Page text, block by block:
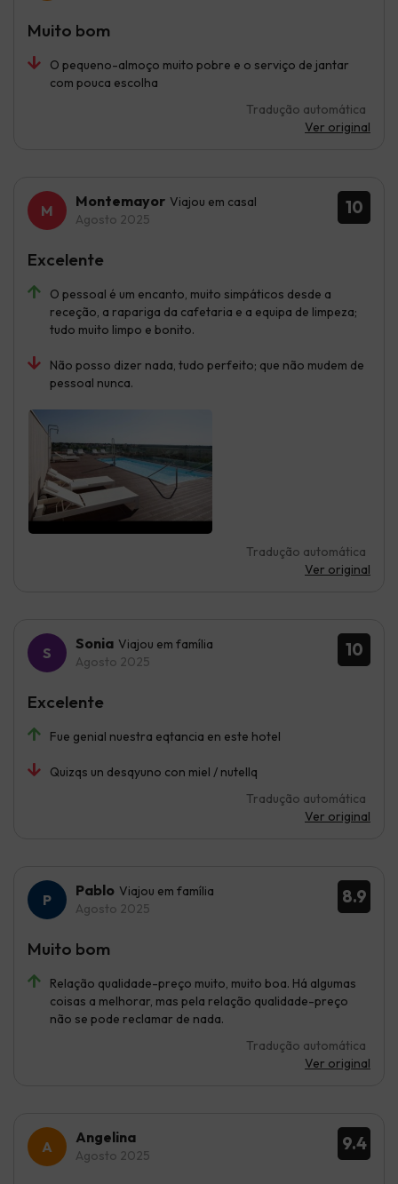
O pequeno-almoço muito pobre e o serviço de jantar
com pouca escolha
Tradução automática
Ver original
Muito bom
10
Montemayor Viajou em casal
Agosto 2025
O pessoal é um encanto, muito simpáticos desde a
receção, a rapariga da cafetaria e a equipa de limpeza;
tudo muito limpo e bonito.
Não posso dizer nada, tudo perfeito; que não mudem de
pessoal nunca.
Tradução automática
Ver original
Excelente
10
Sonia Viajou em família
Agosto 2025
Fue genial nuestra eqtancia en este hotel
Quizqs un desqyuno con miel / nutellq
Tradução automática
Ver original
Excelente
8.9
Pablo Viajou em família
Agosto 2025
Relação qualidade-preço muito, muito boa. Há algumas
coisas a melhorar, mas pela relação qualidade-preço
não se pode reclamar de nada.
Tradução automática
Ver original
Muito bom
9.4
Angelina
Agosto 2025